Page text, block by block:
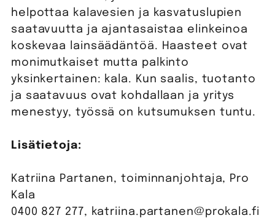
helpottaa kalavesien ja kasvatuslupien
saatavuutta ja ajantasaistaa elinkeinoa
koskevaa lainsäädäntöä. Haasteet ovat
monimutkaiset mutta palkinto
yksinkertainen: kala. Kun saalis, tuotanto
ja saatavuus ovat kohdallaan ja yritys
menestyy, työssä on kutsumuksen tuntu.
Lisätietoja:
Katriina Partanen, toiminnanjohtaja, Pro
Kala
0400 827 277, katriina.partanen@prokala.fi